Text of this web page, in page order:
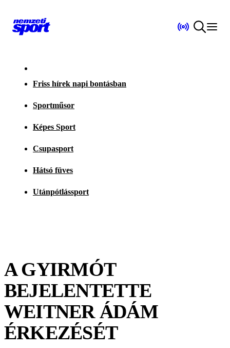
Friss hírek napi bontásban
Sportműsor
Képes Sport
Csupasport
Hátsó füves
Utánpótlássport
A GYIRMÓT
BEJELENTETTE
WEITNER ÁDÁM
ÉRKEZÉSÉT